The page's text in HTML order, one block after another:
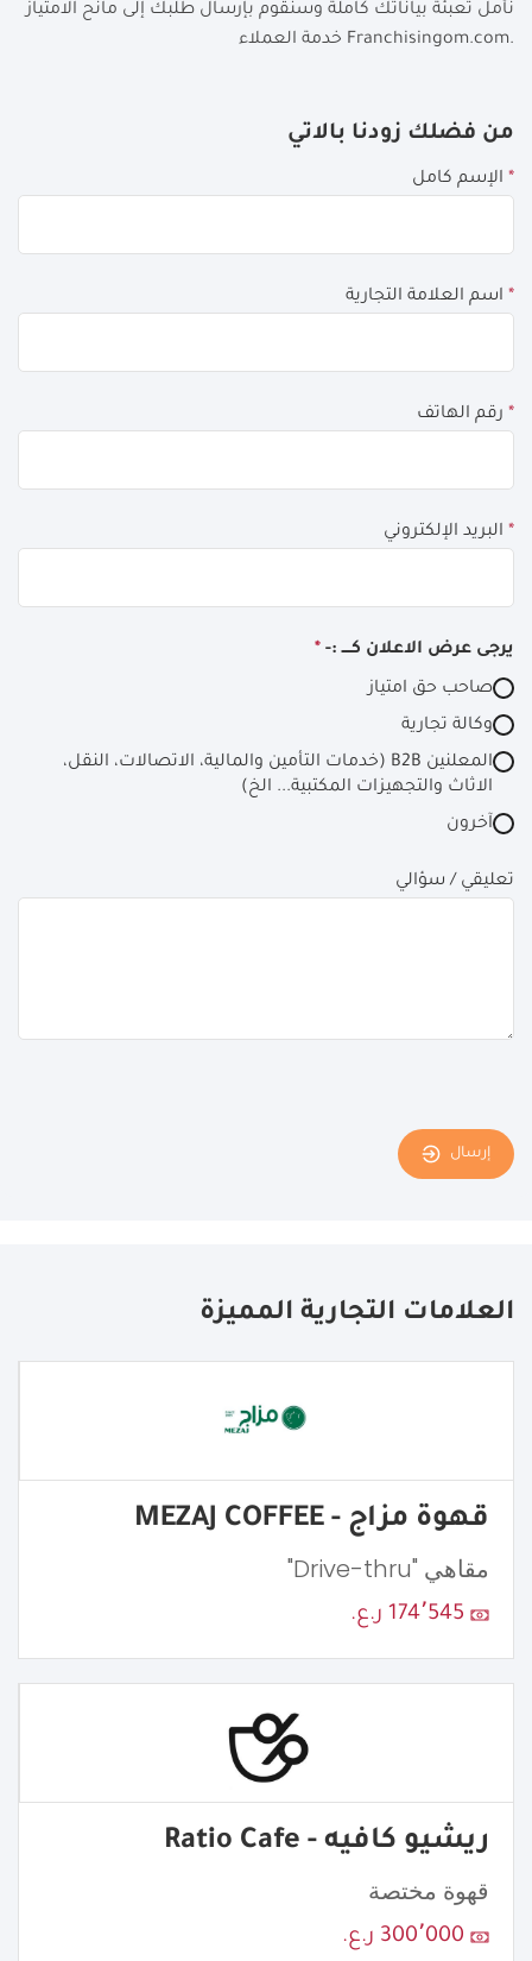
نأمل تعبئة بياناتك كاملة وسنقوم بإرسال طلبك إلى مانح الامتياز
خدمة العملاء Franchisingom.com.
من فضلك زودنا بالاتي
*
*
*
*
يرجى عرض الاعلان كــــ :- *
صاحب حق امتياز
وكالة تجارية
المعلنين B2B (خدمات التأمين والمالية، الاتصالات، النقل،
الاثاث والتجهيزات المكتبية... الخ)
آخرون
تعليقي / سؤالي
leave
blank
إرسال
العلامات التجارية المميزة
قهوة مزاج - MEZAJ COFFEE
مقاهي "Drive-thru"
174٬545 ر.ع.
ريشيو كافيه - Ratio Cafe
قهوة مختصة
300٬000 ر.ع.